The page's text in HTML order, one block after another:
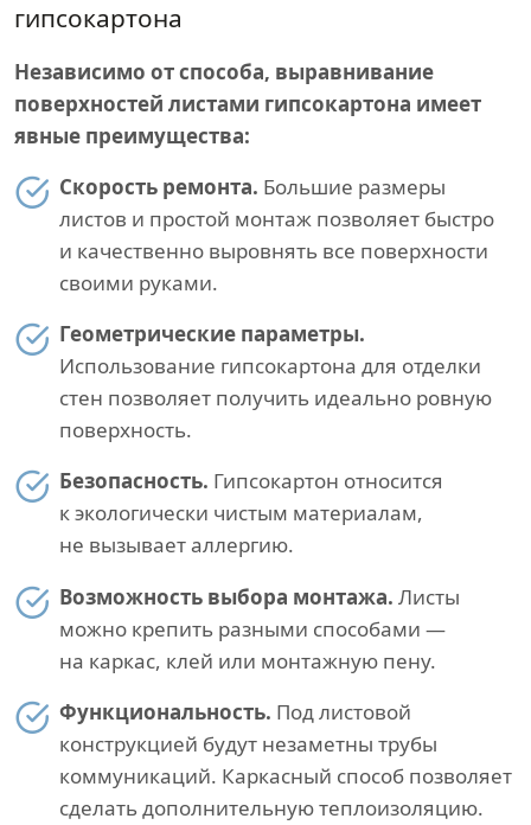
гипсокартона
Независимо от способа, выравнивание
поверхностей листами гипсокартона имеет
явные преимущества:
Скорость ремонта. Большие размеры
листов и простой монтаж позволяет быстро
и качественно выровнять все поверхности
своими руками.
Геометрические параметры.
Использование гипсокартона для отделки
стен позволяет получить идеально ровную
поверхность.
Безопасность. Гипсокартон относится
к экологически чистым материалам,
не вызывает аллергию.
Возможность выбора монтажа. Листы
можно крепить разными способами —
на каркас, клей или монтажную пену.
Функциональность. Под листовой
конструкцией будут незаметны трубы
коммуникаций. Каркасный способ позволяет
сделать дополнительную теплоизоляцию.